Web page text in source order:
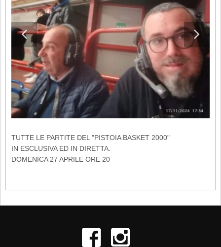
TUTTE LE PARTITE DEL "PISTOIA BASKET 2000"
IN ESCLUSIVA ED IN DIRETTA.
DOMENICA 27 APRILE ORE 20